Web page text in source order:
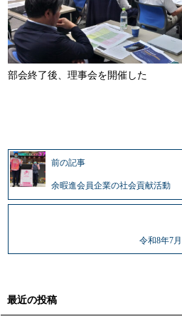
部会終了後、理事会を開催した
前の記事
余暇進会員企業の社会貢献活動
令和8年7
最近の投稿